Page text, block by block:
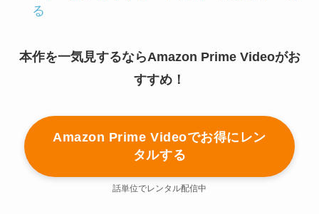
る
本作を一気見するならAmazon Prime Videoがお
すすめ！
Amazon Prime Videoでお得にレン
タルする
話単位でレンタル配信中